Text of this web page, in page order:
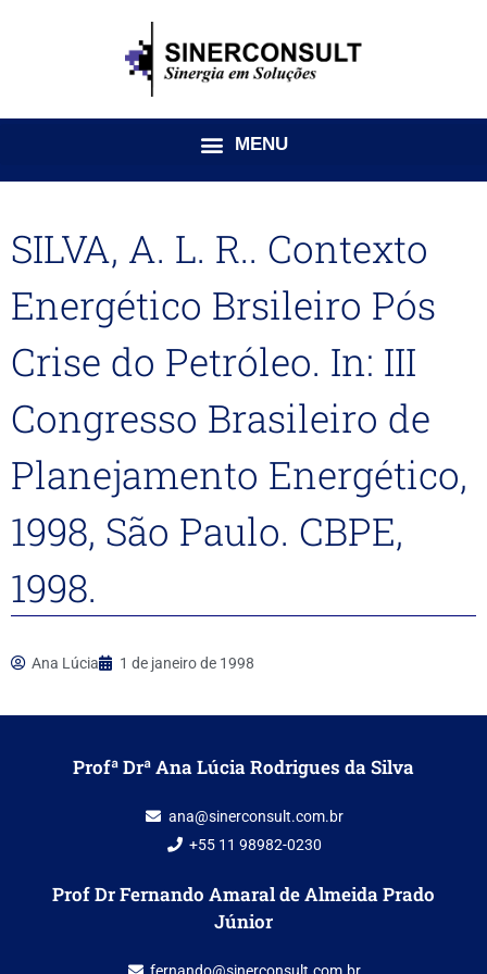
SILVA, A. L. R.. Contexto
Energético Brsileiro Pós
Crise do Petróleo. In: III
Congresso Brasileiro de
Planejamento Energético,
1998, São Paulo. CBPE,
1998.
Ana Lúcia 1 de janeiro de 1998
Profª Drª Ana Lúcia Rodrigues da Silva
ana@sinerconsult.com.br
+55 11 98982-0230
Prof Dr Fernando Amaral de Almeida Prado
Júnior
fernando@sinerconsult.com.br